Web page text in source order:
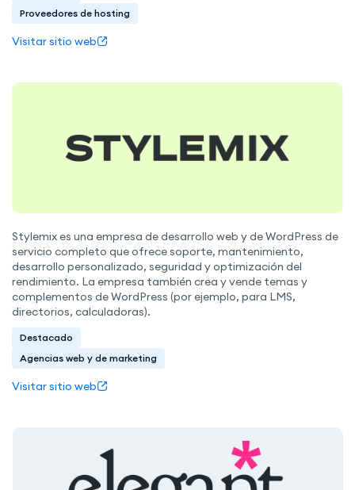
Proveedores de hosting
Visitar sitio web
Stylemix es una empresa de desarrollo web y de WordPress de
servicio completo que ofrece soporte, mantenimiento,
desarrollo personalizado, seguridad y optimización del
rendimiento. La empresa también crea y vende temas y
complementos de WordPress (por ejemplo, para LMS,
directorios, calculadoras).
Destacado
Agencias web y de marketing
Visitar sitio web